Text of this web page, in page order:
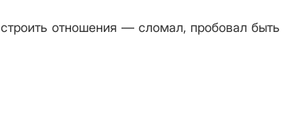
отношения — сломал, пробовал быть